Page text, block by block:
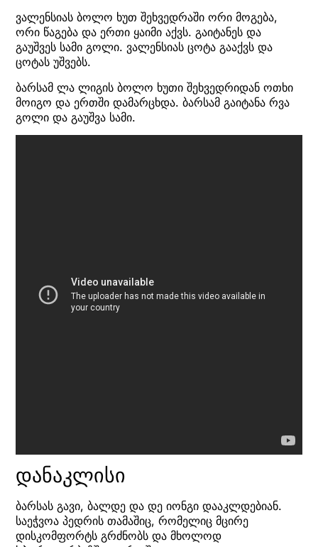
ვალენსიას ბოლო ხუთ შეხვედრაში ორი მოგება,
ორი წაგება და ერთი ყაიმი აქვს. გაიტანეს და
გაუშვეს სამი გოლი. ვალენსიას ცოტა გააქვს და
ცოტას უშვებს.
ბარსამ ლა ლიგის ბოლო ხუთი შეხვედრიდან ოთხი
მოიგო და ერთში დამარცხდა. ბარსამ გაიტანა რვა
გოლი და გაუშვა სამი.
დანაკლისი
ბარსას გავი, ბალდე და დე იონგი დააკლდებიან.
საეჭვოა პედრის თამაშიც, რომელიც მცირე
დისკომფორტს გრძნობს და მხოლოდ